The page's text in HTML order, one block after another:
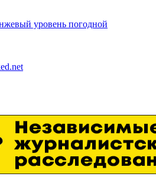
уровень погодной